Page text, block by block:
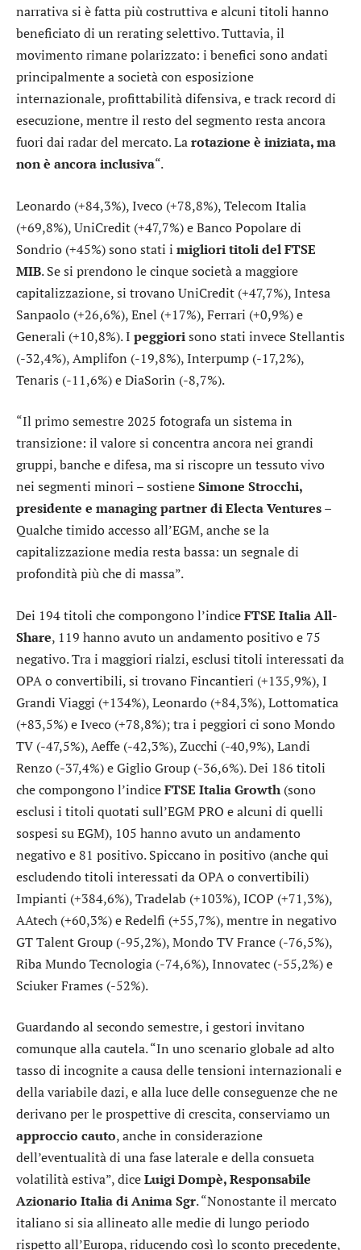
narrativa si è fatta più costruttiva e alcuni titoli hanno
beneficiato di un rerating selettivo. Tuttavia, il
movimento rimane polarizzato: i benefici sono andati
principalmente a società con esposizione
internazionale, profittabilità difensiva, e track record di
esecuzione, mentre il resto del segmento resta ancora
fuori dai radar del mercato. Larotazione è iniziata, ma
non è ancora inclusiva“.
Leonardo (+84,3%),Iveco (+78,8%),Telecom Italia
(+69,8%),UniCredit (+47,7%) eBanco Popolare di
Sondrio (+45%) sono stati i migliori titoli del FTSE
MIB. Se si prendono le cinque società a maggiore
capitalizzazione, si trovanoUniCredit (+47,7%),Intesa
Sanpaolo (+26,6%),Enel (+17%),Ferrari (+0,9%) e
Generali (+10,8%). I peggiorisono stati invece Stellantis
(-32,4%),Amplifon (-19,8%),Interpump (-17,2%),
Tenaris (-11,6%) eDiaSorin (-8,7%).
“Il primo semestre 2025 fotografa un sistema in
transizione: il valore si concentra ancora nei grandi
gruppi, banche e difesa, ma si riscopre un tessuto vivo
nei segmenti minori – sostieneSimone Strocchi,
presidente e managing partner di Electa Ventures–
Qualche timido accesso all’EGM, anche se la
capitalizzazione media resta bassa: un segnale di
profondità più che di massa”.
Dei 194 titoli che compongono l’indiceFTSE Italia All-
Share, 119 hanno avuto un andamento positivo e 75
negativo. Tra i maggiori rialzi, esclusi titoli interessati da
OPA o convertibili, si trovanoFincantieri (+135,9%),I
Grandi Viaggi (+134%),Leonardo (+84,3%),Lottomatica
(+83,5%) eIveco (+78,8%); tra i peggiori ci sonoMondo
TV (-47,5%),Aeffe (-42,3%),Zucchi (-40,9%),Landi
Renzo (-37,4%) eGiglio Group (-36,6%). Dei 186 titoli
che compongono l’indiceFTSE Italia Growth (sono
esclusi i titoli quotati sull’EGM PRO e alcuni di quelli
sospesi su EGM), 105 hanno avuto un andamento
negativo e 81 positivo. Spiccano in positivo (anche qui
escludendo titoli interessati da OPA o convertibili)
Impianti (+384,6%),Tradelab (+103%),ICOP (+71,3%),
AAtech (+60,3%) eRedelfi (+55,7%), mentre in negativo
GT Talent Group (-95,2%),Mondo TV France (-76,5%),
Riba Mundo Tecnologia (-74,6%),Innovatec (-55,2%) e
Sciuker Frames (-52%).
Guardando al secondo semestre, i gestori invitano
comunque alla cautela. “In uno scenario globale ad alto
tasso di incognite a causa delle tensioni internazionali e
della variabile dazi, e alla luce delle conseguenze che ne
derivano per le prospettive di crescita, conserviamo un
approccio cauto, anche in considerazione
dell’eventualità di una fase laterale e della consueta
volatilità estiva”, diceLuigi Dompè, Responsabile
Azionario Italia di Anima Sgr. “Nonostante il mercato
italiano si sia allineato alle medie di lungo periodo
rispetto all’Europa, riducendo così lo sconto precedente,